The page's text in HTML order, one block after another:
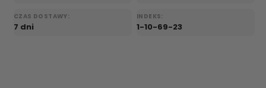
CZAS DOSTAWY:
7 dni
INDEKS:
1-10-69-23